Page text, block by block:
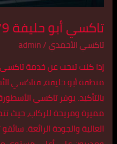
تاكسي أبو حليفة 55179079
تاكسي الأحمدي/
admin
إذا كنت تبحث عن خدمة
منطقة أبو حليفة، فتاكسي
مميزة ومريحة للركاب، حيث
العالية والجودة الرائعة.